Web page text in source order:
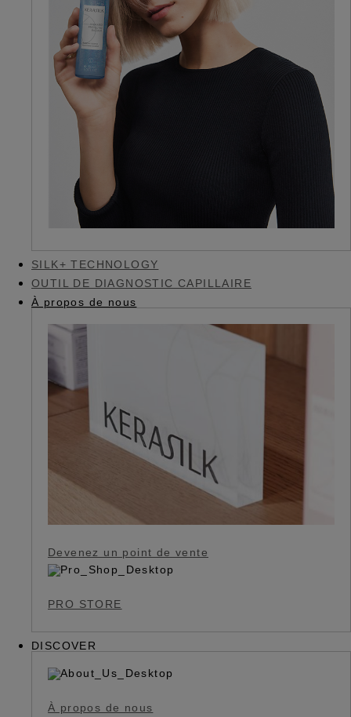
SILK+ TECHNOLOGY
OUTIL DE DIAGNOSTIC CAPILLAIRE
À propos de nous
Devenez un point de vente
PRO STORE
DISCOVER
À propos de nous